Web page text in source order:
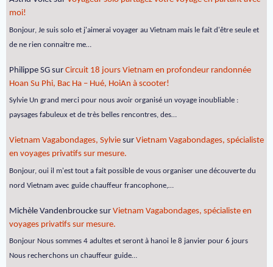
moi!
Bonjour, Je suis solo et j'aimerai voyager au Vietnam mais le fait d'être seule et
de ne rien connaitre me…
Philippe SG sur Circuit 18 jours Vietnam en profondeur randonnée
Hoan Su Phi, Bac Ha – Hué, HoiAn à scooter!
Sylvie Un grand merci pour nous avoir organisé un voyage inoubliable :
paysages fabuleux et de très belles rencontres, des…
Vietnam Vagabondages, Sylvie sur Vietnam Vagabondages, spécialiste
en voyages privatifs sur mesure.
Bonjour, oui il m'est tout a fait possible de vous organiser une découverte du
nord Vietnam avec guide chauffeur francophone,…
Michèle Vandenbroucke sur Vietnam Vagabondages, spécialiste en
voyages privatifs sur mesure.
Bonjour Nous sommes 4 adultes et seront à hanoi le 8 janvier pour 6 jours
Nous recherchons un chauffeur guide…